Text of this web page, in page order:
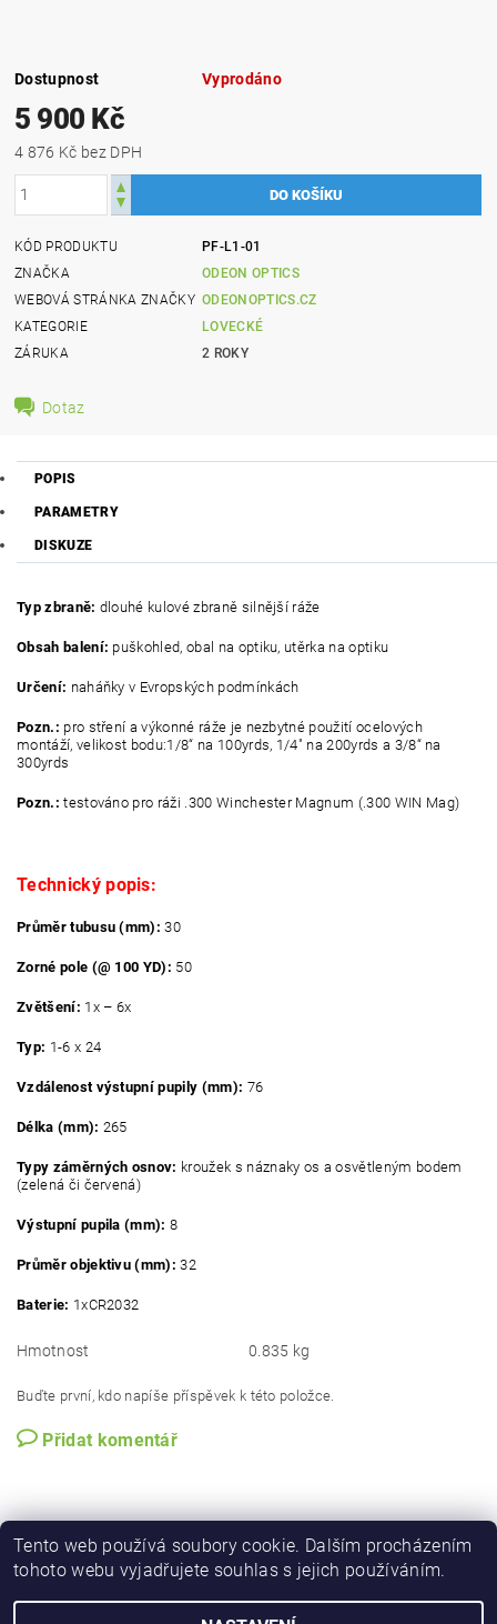
Dostupnost Vyprodáno
5 900 Kč
4 876 Kč bez DPH
KÓD PRODUKTU
PF-L1-01
ZNAČKA
ODEON OPTICS
WEBOVÁ STRÁNKA ZNAČKY ODEONOPTICS.CZ
KATEGORIE
LOVECKÉ
ZÁRUKA
2 ROKY
Dotaz
POPIS
PARAMETRY
DISKUZE
Typ zbraně: dlouhé kulové zbraně silnější ráže
Obsah balení: puškohled, obal na optiku, utěrka na optiku
Určení: naháňky v Evropských podmínkách
Pozn.: pro stření a výkonné ráže je nezbytné použití ocelových
montáží, velikost bodu:1/8“ na 100yrds, 1/4" na 200yrds a 3/8“ na
300yrds
Pozn.:testováno pro ráži .300 Winchester Magnum (.300 WIN Mag)
Technický popis:
Průměr tubusu (mm):30
Zorné pole (@ 100 YD): 50
Zvětšení: 1x – 6x
Typ: 1-6 x 24
Vzdálenost výstupní pupily (mm): 76
Délka (mm): 265
Typy záměrných osnov: kroužek s náznaky os a osvětleným bodem
(zelená či červená)
Výstupní pupila (mm):8
Průměr objektivu (mm):32
Baterie: 1xCR2032
Hmotnost 0.835 kg
Buďte první, kdo napíše příspěvek k této položce.
Přidat komentář
Tento web používá soubory cookie. Dalším procházením
tohoto webu vyjadřujete souhlas s jejich používáním.